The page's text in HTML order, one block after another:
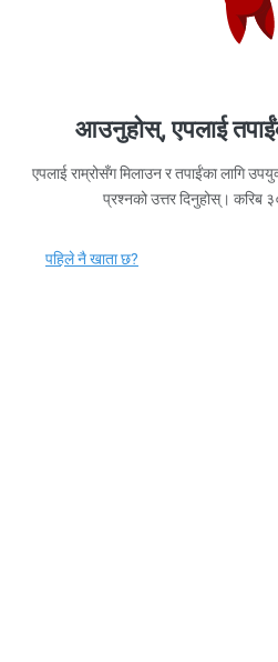
आउनुहोस्, एपलाई
एपलाई राम्रोसँग मिलाउन र तपाईंका लागि
प्रश्नको उत्तर दिनुहोस्। करिब
पहिले नै खाता छ?